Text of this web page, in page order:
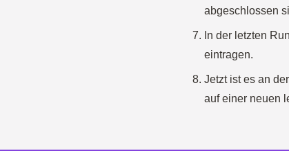
abgeschlossen
In der letzten
eintragen.
Jetzt ist es an
auf einer neuen